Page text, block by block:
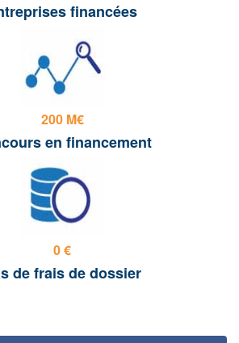
financées
200 M€
en financement
0 €
de frais de dossier